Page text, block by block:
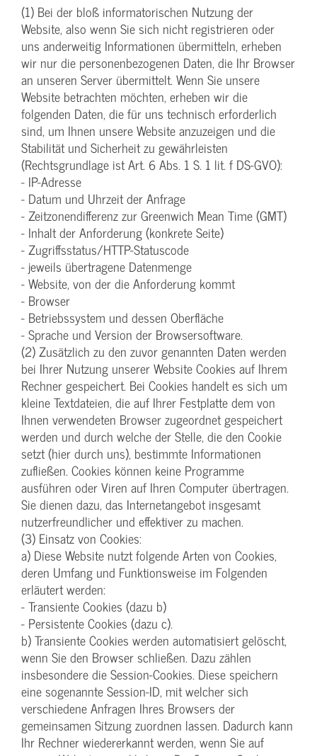
(1) Bei der bloß informatorischen Nutzung der
Website, also wenn Sie sich nicht registrieren oder
uns anderweitig Informationen übermitteln, erheben
wir nur die personenbezogenen Daten, die Ihr Browser
an unseren Server übermittelt. Wenn Sie unsere
Website betrachten möchten, erheben wir die
folgenden Daten, die für uns technisch erforderlich
sind, um Ihnen unsere Website anzuzeigen und die
Stabilität und Sicherheit zu gewährleisten
(Rechtsgrundlage ist Art. 6 Abs. 1 S. 1 lit. f DS-GVO):
- IP-Adresse
- Datum und Uhrzeit der Anfrage
- Zeitzonendifferenz zur Greenwich Mean Time (GMT)
- Inhalt der Anforderung (konkrete Seite)
- Zugriffsstatus/HTTP-Statuscode
- jeweils übertragene Datenmenge
- Website, von der die Anforderung kommt
- Browser
- Betriebssystem und dessen Oberfläche
- Sprache und Version der Browsersoftware.
(2) Zusätzlich zu den zuvor genannten Daten werden
bei Ihrer Nutzung unserer Website Cookies auf Ihrem
Rechner gespeichert. Bei Cookies handelt es sich um
kleine Textdateien, die auf Ihrer Festplatte dem von
Ihnen verwendeten Browser zugeordnet gespeichert
werden und durch welche der Stelle, die den Cookie
setzt (hier durch uns), bestimmte Informationen
zufließen. Cookies können keine Programme
ausführen oder Viren auf Ihren Computer übertragen.
Sie dienen dazu, das Internetangebot insgesamt
nutzerfreundlicher und effektiver zu machen.
(3) Einsatz von Cookies:
a) Diese Website nutzt folgende Arten von Cookies,
deren Umfang und Funktionsweise im Folgenden
erläutert werden:
- Transiente Cookies (dazu b)
- Persistente Cookies (dazu c).
b) Transiente Cookies werden automatisiert gelöscht,
wenn Sie den Browser schließen. Dazu zählen
insbesondere die Session-Cookies. Diese speichern
eine sogenannte Session-ID, mit welcher sich
verschiedene Anfragen Ihres Browsers der
gemeinsamen Sitzung zuordnen lassen. Dadurch kann
Ihr Rechner wiedererkannt werden, wenn Sie auf